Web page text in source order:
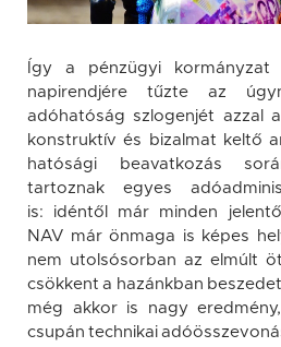
Így a pénzügyi
napirendjére tűzte az
adóhatóság szlogenjét azzal
konstruktív és bizalmat keltő
hatósági beavatkozás
tartoznak egyes
is: idéntől már minden
NAV már önmaga is képes
nem utolsósorban az elmúlt
csökkent a hazánkban
még akkor is nagy
csupán technikai